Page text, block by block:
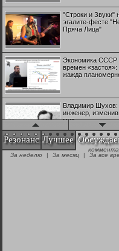
"Строки и Звуки"
эгалите-фесте
Пряча Лица"
Экономика СССР
времен «застоя»:
жажда
Владимир Шухов:
инженер,
мир
"Аркадий Коц" на
эгалите-фесте
Резонанс Лучшее
За неделю
| За месяц | За все